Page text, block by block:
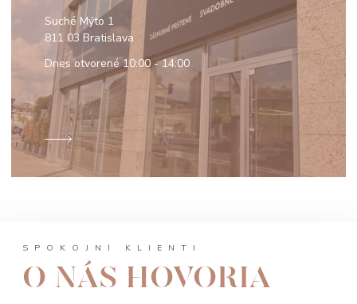
Suché Mýto 1
811 03 Bratislava
Dnes otvorené10:00 - 14:00
SPOKOJNÍ KLIENTI
O NÁS HOVORIA